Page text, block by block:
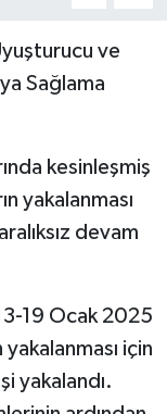
ve
Sağlama
kesinleşmiş
yakalanması
devam
19 Ocak 2025
için
yakalandı.